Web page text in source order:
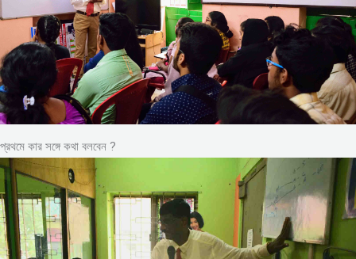
প্রথমে কার সঙ্গে কথা বলবেন ?